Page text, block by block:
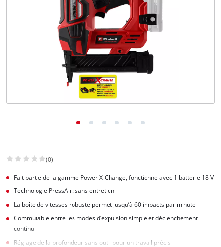
(0)
Fait partie de la gamme Power X-Change, fonctionne avec 1 batterie 18 V
Technologie PressAir: sans entretien
La boîte de vitesses robuste permet jusqu’à 60 impacts par minute
Commutable entre les modes d’expulsion simple et déclenchement
continu
Réglage de la profondeur sans outil pour un travail précis